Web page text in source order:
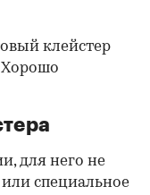
клейстер
Хорошо
для него не
специальное